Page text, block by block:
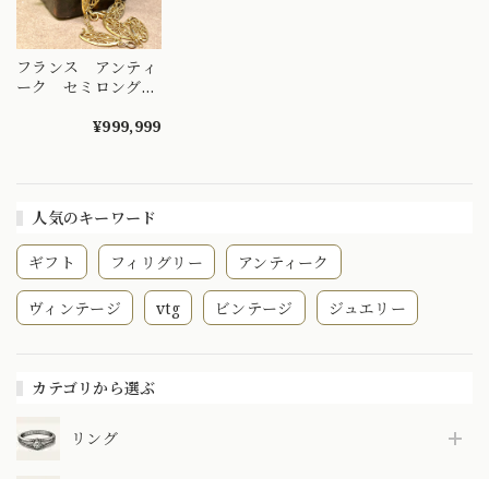
人気のキーワード
ギフト フィリグリー アンティーク
ヴィンテージ vtg ビンテージ ジュエリー
カテゴリから選ぶ
リング
フランス アンティ
ーク セミロングフ
レス チェーン イ
¥999,999